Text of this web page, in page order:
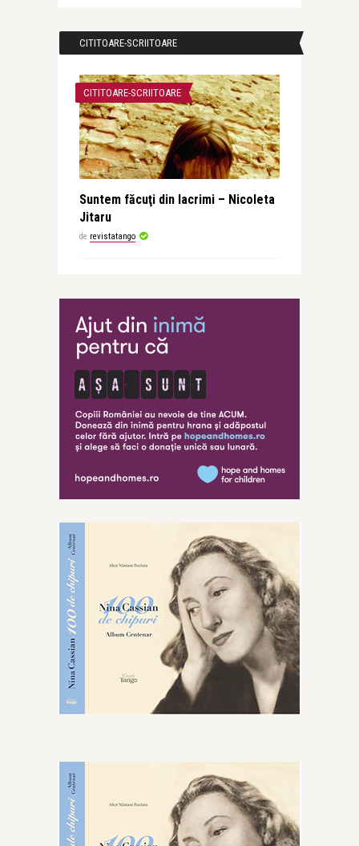
CITITOARE-SCRIITOARE
CITITOARE-SCRIITOARE
Suntem făcuţi din lacrimi – Nicoleta
Jitaru
de revistatango